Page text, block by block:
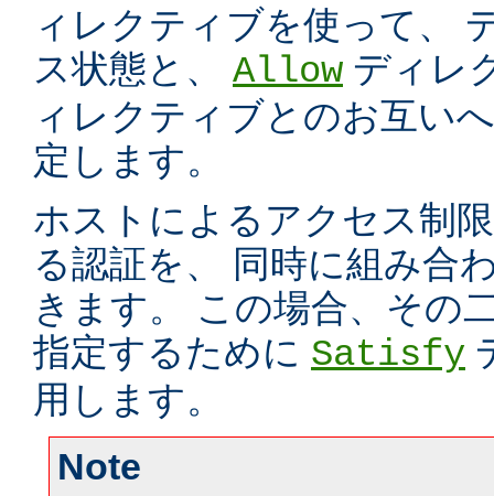
ィレクティブを使って、
ス状態と、 Allow ディレ
ィレクティブとのお互い
定します。
ホストによるアクセス制
る認証を、 同時に組み合
きます。 この場合、その
指定するために Satisfy
用します。
Note